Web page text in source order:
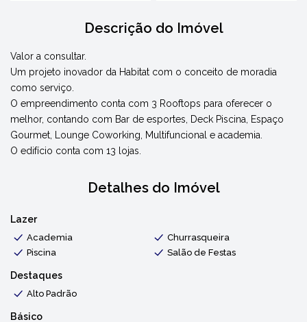
Descrição do Imóvel
Valor a consultar.
Um projeto inovador da Habitat com o conceito de moradia
como serviço.
O empreendimento conta com 3 Rooftops para oferecer o
melhor, contando com Bar de esportes, Deck Piscina, Espaço
Gourmet, Lounge Coworking, Multifuncional e academia.
O edifício conta com 13 lojas.
Detalhes do Imóvel
Lazer
Academia
Churrasqueira
Piscina
Salão de Festas
Destaques
Alto Padrão
Básico